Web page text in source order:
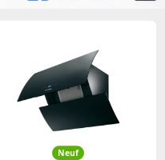
Neuf